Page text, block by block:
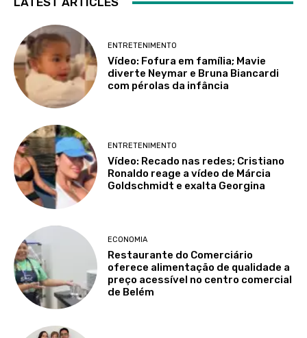
ENTRETENIMENTO
Vídeo: Fofura em família; Mavie
diverte Neymar e Bruna Biancardi
com pérolas da infância
ENTRETENIMENTO
Vídeo: Recado nas redes; Cristiano
Ronaldo reage a vídeo de Márcia
Goldschmidt e exalta Georgina
ECONOMIA
Restaurante do Comerciário
oferece alimentação de qualidade a
preço acessível no centro comercial
de Belém